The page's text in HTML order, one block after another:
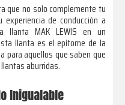
que no solo complemente tu
de conducción a
MAK LEWIS en un
llanta es el epítome de la
para aquellos que saben que
aburridas.
Inigualable